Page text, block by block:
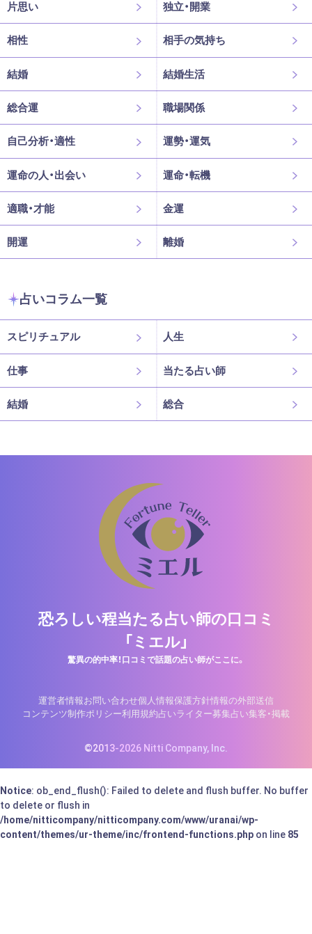
片思い 独立・開業
相性 相手の気持ち
結婚 結婚生活
総合運 職場関係
自己分析・適性 運勢・運気
運命の人・出会い 運命・転機
適職・才能 金運
開運 離婚
占いコラム一覧
スピリチュアル 人生
仕事 当たる占い師
結婚 総合
恐ろしい程当たる占い師の口コミ
「ミエル」
驚異の的中率！口コミで話題の占い師がここに。
運営者情報お問い合わせ個人情報保護方針情報の外部送信
コンテンツ制作ポリシー利用規約占いライター募集占い集客・掲載
©2013-2026 Nitti Company, Inc.
Notice: ob_end_flush(): Failed to delete and flush buffer. No buffer
to delete or flush in
/home/nitticompany/nitticompany.com/www/uranai/wp-
content/themes/ur-theme/inc/frontend-functions.php on line 85